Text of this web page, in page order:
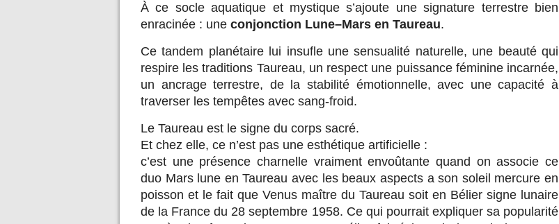
À ce socle aquatique et mystique s’ajoute une signature terrestre bien
enracinée : une conjonction Lune–Mars en Taureau.
Ce tandem planétaire lui insufle une sensualité naturelle, une beauté qui
respire les traditions Taureau, un respect une puissance féminine incarnée,
un ancrage terrestre, de la stabilité émotionnelle, avec une capacité à
traverser les tempêtes avec sang-froid.
Le Taureau est le signe du corps sacré.
Et chez elle, ce n’est pas une esthétique artificielle :
c’est une présence charnelle vraiment envoûtante quand on associe ce
duo Mars lune en Taureau avec les beaux aspects a son soleil mercure en
poisson et le fait que Venus maître du Taureau soit en Bélier signe lunaire
de la France du 28 septembre 1958. Ce qui pourrait expliquer sa popularité